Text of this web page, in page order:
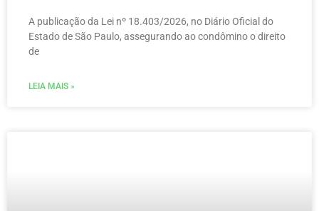
A publicação da Lei nº 18.403/2026, no Diário Oficial do
Estado de São Paulo, assegurando ao condômino o direito
de
LEIA MAIS »